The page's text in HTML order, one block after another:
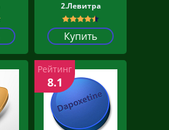
2.Левитра
Купить
Рейтинг
8.1